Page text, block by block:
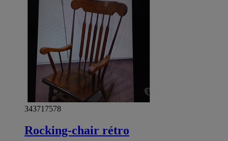
343717578
Rocking-chair rétro